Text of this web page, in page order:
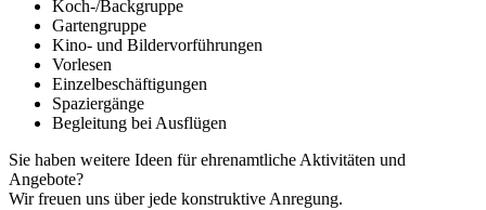
Koch-/Backgruppe
Gartengruppe
Kino- und Bildervorführungen
Vorlesen
Einzelbeschäftigungen
Spaziergänge
Begleitung bei Ausflügen
Sie haben weitere Ideen für ehrenamtliche Aktivitäten und
Angebote?
Wir freuen uns über jede konstruktive Anregung.